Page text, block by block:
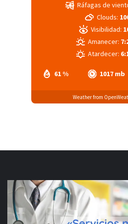
61 % 1017 mb
Ráfagas de
Clouds:
Visibilidad:
Amanecer:
Atardecer:
Weather from